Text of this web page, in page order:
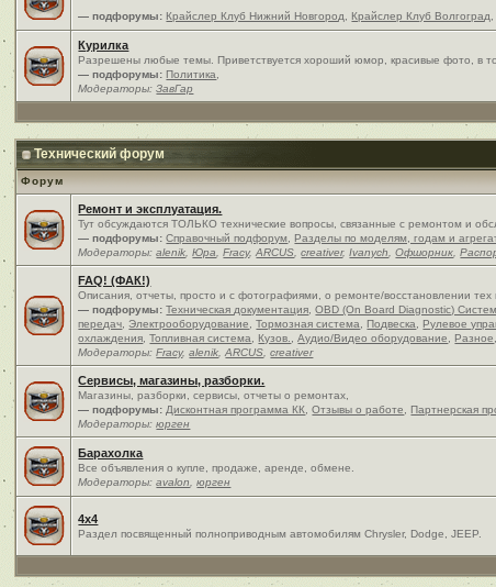
— подфорумы: Крайслер Клуб Нижний Новгород Крайслер Клуб Волгоград
Курилка
Разрешены любые темы. Приветствуется хороший юмор, красивые фото, в
— подфорумы: Политика
Модераторы:ЗавГар
Технический форум
Форум
Ремонт и эксплуатация.
Тут обсуждаются ТОЛЬКО технические вопросы, связанные с ремонтом и
— подфорумы: Справочный подфорум Разделы по моделям, годам и
Модераторы:alenik ,Юра ,Fracy,ARCUS ,creativer,Ivanych ,Офшорник ,
FAQ! (ФАК!)
Описания, отчеты, просто и c фотографиями, о ремонте/восстановлении тех
— подфорумы: Техническая документация ,OBD (On Board Diagnostic)
передач ,Электрооборудование ,Тормозная система Подвеска Рулевое
охлаждения ,Топливная система Кузов. ,Аудио/Видео оборудование Разное
Модераторы:Fracy,alenik ,ARCUS ,creativer
Сервисы, магазины, разборки.
Магазины, разборки, сервисы, отчеты о ремонтах,
— подфорумы: Дисконтная программа КК ,Отзывы о работе Партнерская
Модераторы:юрген
Барахолка
Все объявления о купле, продаже, аренде, обмене.
Модераторы:avalon ,юрген
4x4
Раздел посвященный полноприводным автомобилям Chrysler, Dodge, JEEP.